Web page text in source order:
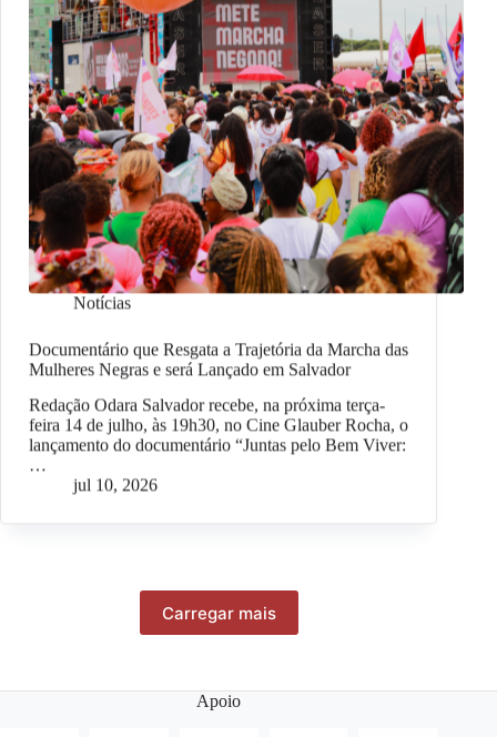
Notícias
Documentário que Resgata a Trajetória da Marcha das
Mulheres Negras e será Lançado em Salvador
Redação Odara Salvador recebe, na próxima terça-
feira 14 de julho, às 19h30, no Cine Glauber Rocha, o
lançamento do documentário “Juntas pelo Bem Viver:
…
jul 10, 2026
Carregar mais
Apoio